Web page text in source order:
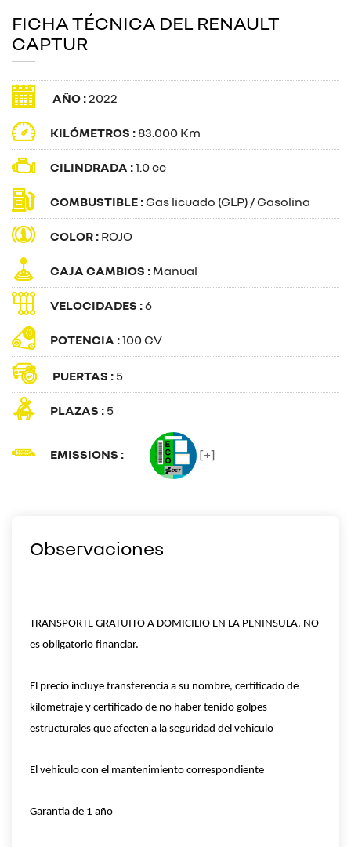
FICHA TÉCNICA DEL RENAULT
CAPTUR
AÑO :2022
KILÓMETROS : 83.000 Km
CILINDRADA :1.0 cc
COMBUSTIBLE :Gas licuado (GLP) / Gasolina
COLOR : ROJO
CAJA CAMBIOS : Manual
VELOCIDADES :6
POTENCIA :100 CV
PUERTAS : 5
PLAZAS : 5
EMISSIONS : [+]
Observaciones
TRANSPORTE GRATUITO A DOMICILIO EN LA PENINSULA. NO
es obligatorio financiar.
El precio incluye transferencia a su nombre, certificado de
kilometraje y certificado de no haber tenido golpes
estructurales que afecten a la seguridad del vehiculo
El vehiculo con el mantenimiento correspondiente
Garantia de 1 año